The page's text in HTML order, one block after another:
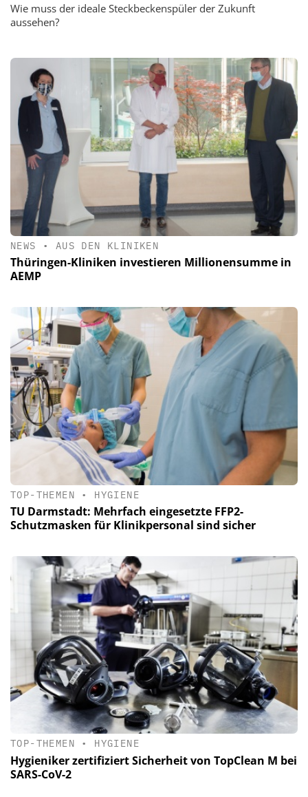
Wie muss der ideale Steckbeckenspüler der Zukunft
aussehen?
NEWS • AUS DEN KLINIKEN
Thüringen-Kliniken investieren Millionensumme in
AEMP
TOP-THEMEN • HYGIENE
TU Darmstadt: Mehrfach eingesetzte FFP2-
Schutzmasken für Klinikpersonal sind sicher
TOP-THEMEN • HYGIENE
Hygieniker zertifiziert Sicherheit von TopClean M bei
SARS-CoV-2